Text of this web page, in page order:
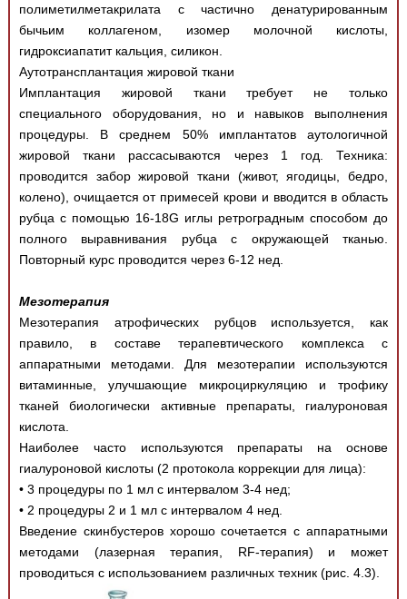
полиметилметакрилата с частично денатурированным
бычьим коллагеном, изомер молочной кислоты,
гидроксиапатит кальция, силикон.
Аутотрансплантация жировой ткани
Имплантация жировой ткани требует не только
специального оборудования, но и навыков выполнения
процедуры. В среднем 50% имплантатов аутологичной
жировой ткани рассасываются через 1 год. Техника:
проводится забор жировой ткани (живот, ягодицы, бедро,
колено), очищается от примесей крови и вводится в область
рубца с помощью 16-18G иглы ретроградным способом до
полного выравнивания рубца с окружающей тканью.
Повторный курс проводится через 6-12 нед.
Мезотерапия
Мезотерапия атрофических рубцов используется, как
правило, в составе терапевтического комплекса с
аппаратными методами. Для мезотерапии используются
витаминные, улучшающие микроциркуляцию и трофику
тканей биологически активные препараты, гиалуроновая
кислота.
Наиболее часто используются препараты на основе
гиалуроновой кислоты (2 протокола коррекции для лица):
• 3 процедуры по 1 мл с интервалом 3-4 нед;
• 2 процедуры 2 и 1 мл с интервалом 4 нед.
Введение скинбустеров хорошо сочетается с аппаратными
методами (лазерная терапия, RF-терапия) и может
проводиться с использованием различных техник (рис. 4.3).